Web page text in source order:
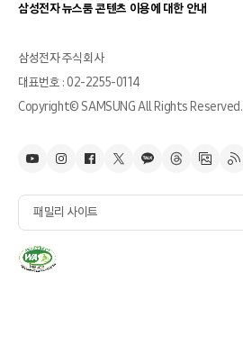
삼성전자 뉴스룸 콘텐츠 이용에 대한 안내
삼성전자 주식회사
대표번호 : 02-2255-0114
Copyright© SAMSUNG All Rights Reserved.
패밀리 사이트